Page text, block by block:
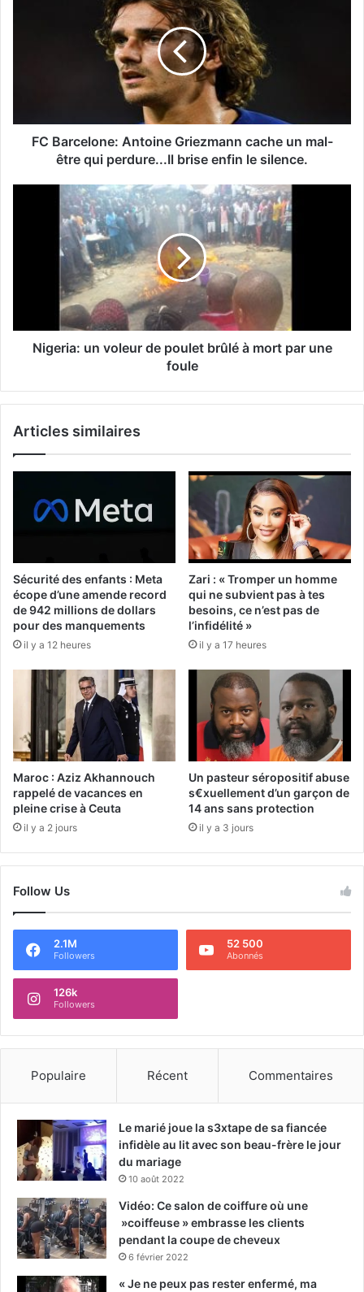
FC Barcelone: Antoine Griezmann cache un mal-
être qui perdure...Il brise enfin le silence.
Nigeria: un voleur de poulet brûlé à mort par une
foule
Articles similaires
Sécurité des enfants : Meta
écope d’une amende record
de 942 millions de dollars
pour des manquements
il y a 12 heures
Zari : « Tromper un homme
qui ne subvient pas à tes
besoins, ce n’est pas de
l’infidélité »
il y a 17 heures
Maroc : Aziz Akhannouch
rappelé de vacances en
pleine crise à Ceuta
il y a 2 jours
Un pasteur séropositif abuse
s€xuellement d’un garçon de
14 ans sans protection
il y a 3 jours
Follow Us
2.1M
Followers
52 500
Abonnés
126k
Followers
Populaire Récent Commentaires
Le marié joue la s3xtape de sa fiancée
infidèle au lit avec son beau-frère le jour
du mariage
10 août 2022
Vidéo: Ce salon de coiffure où une
»coiffeuse » embrasse les clients
pendant la coupe de cheveux
6 février 2022
« Je ne peux pas rester enfermé, ma